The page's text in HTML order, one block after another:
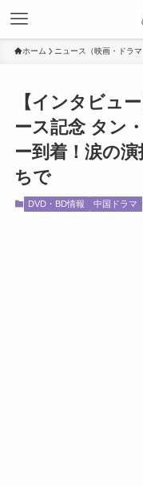
ホーム ニュース（映画・ドラマ
【インタビュ
ース記念 タン
ー到着！涙の
ちで
DVD・BD情報 中国ドラマ